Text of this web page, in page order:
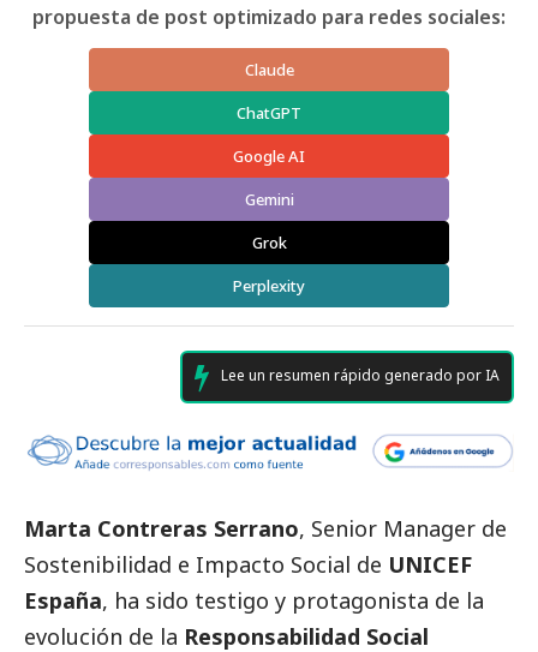
propuesta de post optimizado para redes sociales:
Claude
ChatGPT
Google AI
Gemini
Grok
Perplexity
Lee un resumen rápido generado por IA
Marta Contreras Serrano, Senior Manager de
Sostenibilidad e Impacto Social de UNICEF
España, ha sido testigo y protagonista de la
evolución de la Responsabilidad Social